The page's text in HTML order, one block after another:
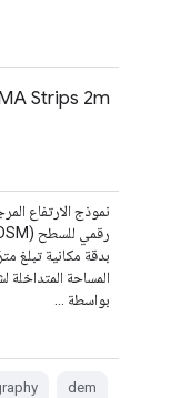
Strips 2m
المساحة المتداخلة
بواسطة …
dem